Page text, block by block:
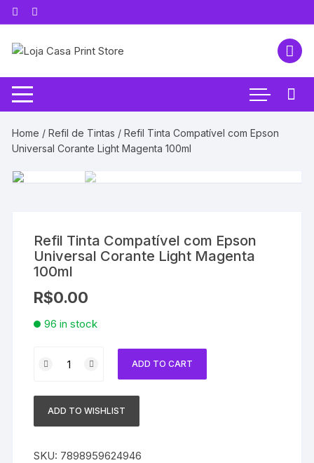
Pular
para
conteúdo
Home /Refil de Tintas / Refil Tinta Compatível com Epson
Universal Corante Light Magenta 100ml
Refil Tinta Compatível com Epson
Universal Corante Light Magenta
100ml
R$0.00
96 in stock
Tinta
com
Corante
ADD TO CART
ADD TO WISHLIST
SKU: 7898959624946